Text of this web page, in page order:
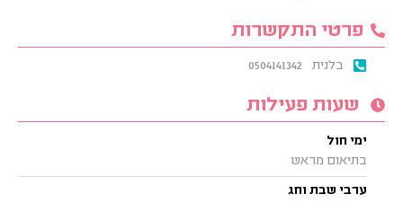
פרטי התקשרות
בלנית 0504141342
שעות פעילות
ימי חול
בתיאום מראש
ערבי שבת וחג